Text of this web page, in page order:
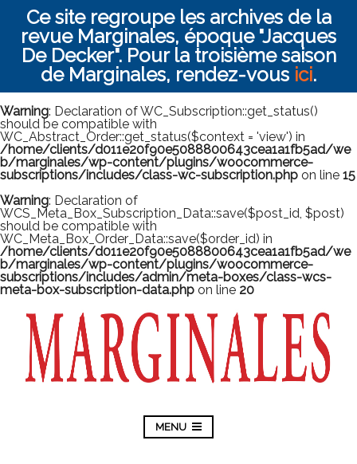
Ce site regroupe les archives de la
revue Marginales, époque "Jacques
De Decker". Pour la troisième saison
de Marginales, rendez-vous ici.
Warning: Declaration of WC_Subscription::get_status()
should be compatible with
WC_Abstract_Order::get_status($context = 'view') in
/home/clients/d011e20f90e5088800643cea1a1fb5ad/we
b/marginales/wp-content/plugins/woocommerce-
subscriptions/includes/class-wc-subscription.php on line 15
Warning: Declaration of
WCS_Meta_Box_Subscription_Data::save($post_id, $post)
should be compatible with
WC_Meta_Box_Order_Data::save($order_id) in
/home/clients/d011e20f90e5088800643cea1a1fb5ad/we
b/marginales/wp-content/plugins/woocommerce-
subscriptions/includes/admin/meta-boxes/class-wcs-
meta-box-subscription-data.php on line 20
MENU